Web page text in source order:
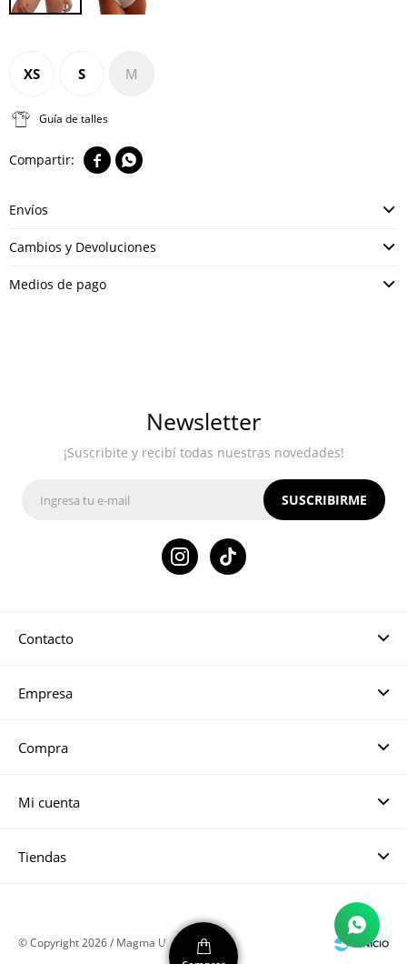
XS S M
Guía de talles
 
Envíos
Cambios y Devoluciones
Medios de pago
Contacto
Empresa
Compra
Mi cuenta
Tiendas
Newsletter
¡Suscribite y recibí todas nuestras novedades!
SUSCRIBIRME

© Copyright 2026 / Magma UY